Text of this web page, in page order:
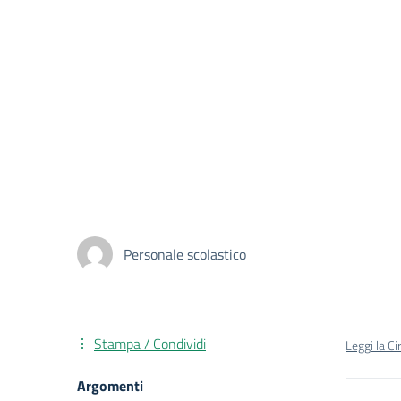
Personale scolastico
Leggi la
Stampa / Condividi
Argomenti